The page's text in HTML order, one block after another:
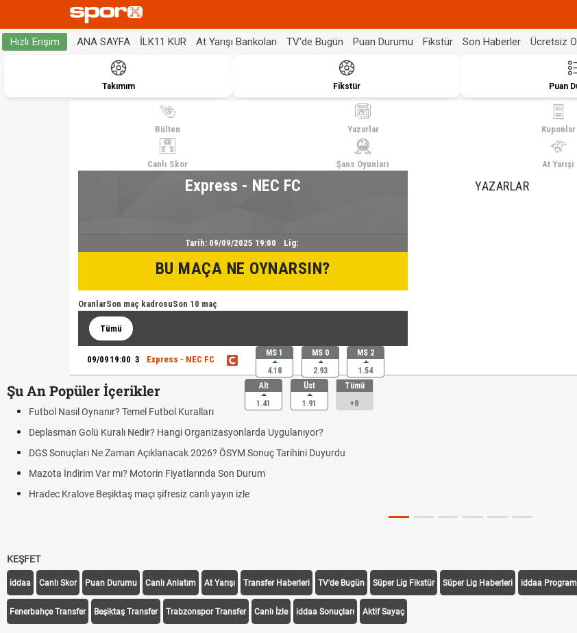
Hızlı Erişim ANA SAYFA İLK11 KUR At Yarışı Bankoları TV'de Bugün Puan Durumu Fikstür Son Haberler Ücretsiz
Takımım Fikstür Puan
Bülten Yazarlar Kuponlar
Canlı Skor Şans Oyunları At Yarışı
Express - NEC FC
Tarih: 09/09/2025 19:00 Lig:
BU MAÇA NE OYNARSIN?
OranlarSon maç kadrosuSon 10 maç
Tümü
09/09 19:00 3 Express - NEC FC
MS 1
4.18
MS 0
2.93
MS 2
1.54
Alt
1.41
Üst
1.91
Tümü
+8
YAZARLAR
Şu An Popüler İçerikler
Futbol Nasıl Oynanır? Temel Futbol Kuralları
Deplasman Golü Kuralı Nedir? Hangi Organizasyonlarda Uygulanıyor?
DGS Sonuçları Ne Zaman Açıklanacak 2026? ÖSYM Sonuç Tarihini Duyurdu
Mazota İndirim Var mı? Motorin Fiyatlarında Son Durum
Hradec Kralove Beşiktaş maçı şifresiz canlı yayın izle
KEŞFET
iddaa Canlı Skor Puan Durumu Canlı Anlatım At Yarışı Transfer Haberleri TV'de Bugün Süper Lig Fikstür Süper Lig Haberleri iddaa
Fenerbahçe Transfer Beşiktaş Transfer Trabzonspor Transfer Canlı İzle iddaa Sonuçları Aktif Sayaç